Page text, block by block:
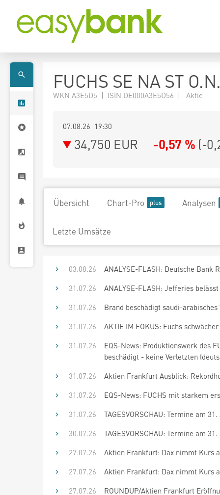
FUCHS SE NA ST
WKN A3E5D5 | ISIN DE000A3E5D56 | Aktie
07.08.26 19:30
34,750 EUR -0,57 % (-
Übersicht Chart-Pro Analysen
Letzte Umsätze
03.08.26
ANALYSE-FLASH: Deutsche Bank
31.07.26
ANALYSE-FLASH: Jefferies
31.07.26
Brand beschädigt saudi-
31.07.26
AKTIE IM FOKUS: Fuchs
31.07.26
EQS-News: Produktionswerk des
beschädigt - keine Verletzten
31.07.26
Aktien Frankfurt Ausblick:
31.07.26
EQS-News: FUCHS mit starkem
31.07.26
TAGESVORSCHAU: Termine am
30.07.26
TAGESVORSCHAU: Termine am
27.07.26
Aktien Frankfurt: Dax nimmt Kurs
27.07.26
Aktien Frankfurt: Dax nimmt Kurs
27.07.26
ROUNDUP/Aktien Frankfurt